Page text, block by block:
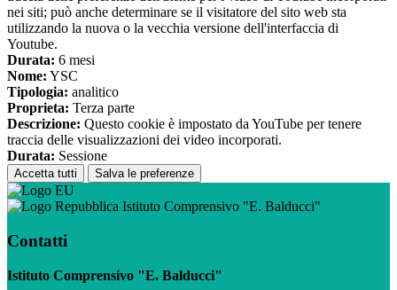
nei siti; può anche determinare se il visitatore del sito web sta
utilizzando la nuova o la vecchia versione dell'interfaccia di
Youtube.
Durata: 6 mesi
Nome: YSC
Tipologia: analitico
Proprieta: Terza parte
Descrizione: Questo cookie è impostato da YouTube per tenere
traccia delle visualizzazioni dei video incorporati.
Durata: Sessione
Accetta tutti Salva le preferenze
Istituto Comprensivo "E. Balducci"
Contatti
Istituto Comprensivo "E. Balducci"